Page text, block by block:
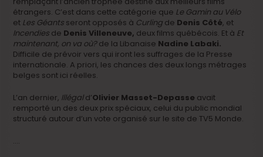
étrangers. C’est dans cette catégorie que Le Gamin au Vélo
et Les Géants seront opposés à Curling de Denis Côté, et
Incendies de Denis Villeneuve, deux films québécois. Et à Et
maintenant, on va où?de la Libanaise Nadine Labaki.
Difficile de prévoir vers qui iront les suffrages de la Presse
internationale. A priori, les chances des deux longs métrages
belges sont ici réelles.
L’an dernier, Illégald’Olivier Masset-Depasse avait
remporté un des deux prix spéciaux, celui du public mondial
structuré autour d’un vote organisé sur le site de TV5 Monde.
….